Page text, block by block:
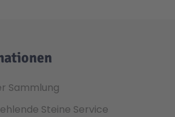
Sammlung
Steine Service